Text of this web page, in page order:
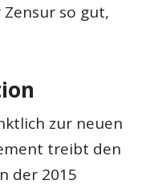
so gut,
zur neuen
treibt den
der 2015